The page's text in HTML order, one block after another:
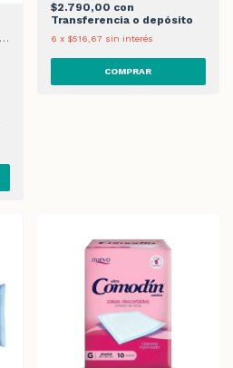
$2.790,00 con
Transferencia o depósito
6 x $516,67 sin interés